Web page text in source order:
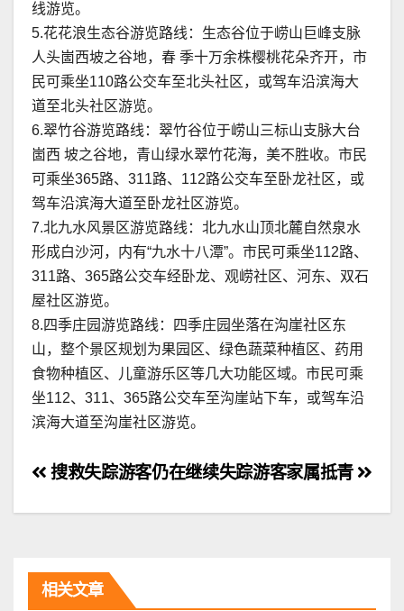
线游览。
5.花花浪生态谷游览路线：生态谷位于崂山巨峰支脉
人头崮西坡之谷地，春 季十万余株樱桃花朵齐开，市
民可乘坐110路公交车至北头社区，或驾车沿滨海大
道至北头社区游览。
6.翠竹谷游览路线：翠竹谷位于崂山三标山支脉大台
崮西 坡之谷地，青山绿水翠竹花海，美不胜收。市民
可乘坐365路、311路、112路公交车至卧龙社区，或
驾车沿滨海大道至卧龙社区游览。
7.北九水风景区游览路线：北九水山顶北麓自然泉水
形成白沙河，内有“九水十八潭”。市民可乘坐112路、
311路、365路公交车经卧龙、观崂社区、河东、双石
屋社区游览。
8.四季庄园游览路线：四季庄园坐落在沟崖社区东
山，整个景区规划为果园区、绿色蔬菜种植区、药用
食物种植区、儿童游乐区等几大功能区域。市民可乘
坐112、311、365路公交车至沟崖站下车，或驾车沿
滨海大道至沟崖社区游览。
文
章
航
失踪游客家属抵青
搜救失踪游客仍在继续
相关文章